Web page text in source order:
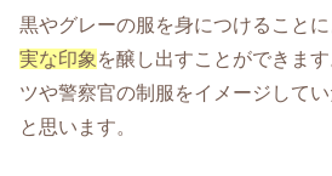
黒やグレーの服を身につけることに
実な印象 を醸し出すことができま
ツや警察官の制服をイメージして
と思います。